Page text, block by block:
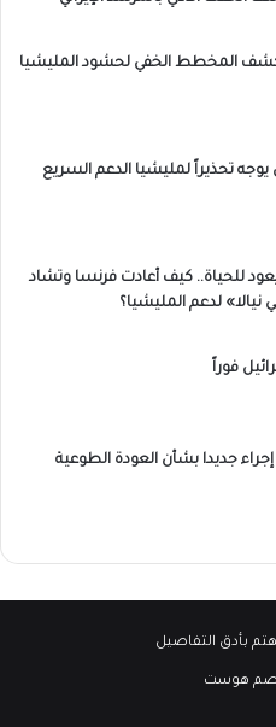
المخطط الخفي لحشود المليشيا
يوجه تحذيراً لمليشيا الدعم السريع
للحياة.. كيف أعادت فرنسا وتشاد
لدعم المليشيا؟
فوراً
جديدا بشأن العودة الطوعية
بأدق التفاصيل
هوست